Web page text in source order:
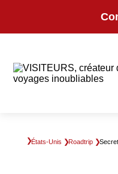
États-Unis Roadtrip